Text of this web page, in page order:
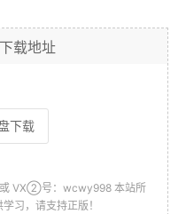
载地址
下载
VX②号：wcwy998 本站所
习，请支持正版！